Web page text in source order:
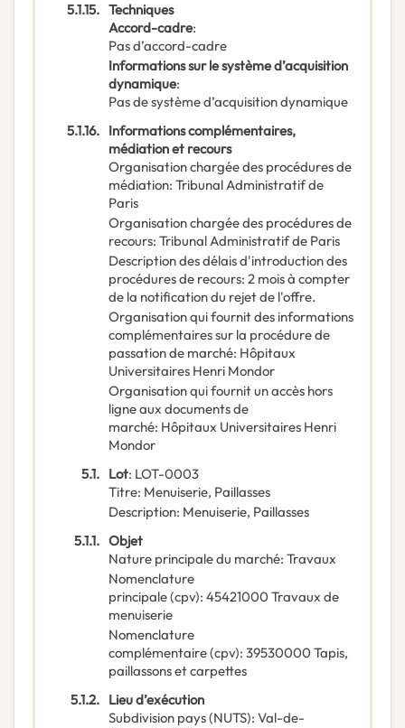
5.1.15. Techniques
Accord-cadre:
Pas d’accord-cadre
Informations sur le système d’acquisition
dynamique:
Pas de système d’acquisition dynamique
5.1.16. Informations complémentaires,
médiation et recours
Organisation chargée des procédures de
médiation: Tribunal Administratif de
Paris
Organisation chargée des procédures de
recours: Tribunal Administratif de Paris
Description des délais d'introduction des
procédures de recours: 2 mois à compter
de la notification du rejet de l'offre.
Organisation qui fournit des informations
complémentaires sur la procédure de
passation de marché: Hôpitaux
Universitaires Henri Mondor
Organisation qui fournit un accès hors
ligne aux documents de
marché: Hôpitaux Universitaires Henri
Mondor
5.1. Lot: LOT-0003
Titre: Menuiserie, Paillasses
Description: Menuiserie, Paillasses
5.1.1. Objet
Nature principale du marché: Travaux
Nomenclature
principale(cpv): 45421000 Travaux de
menuiserie
Nomenclature
complémentaire(cpv): 39530000 Tapis,
paillassons et carpettes
5.1.2. Lieu d’exécution
Subdivision pays (NUTS): Val-de-